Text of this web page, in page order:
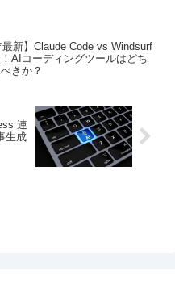
最新】Claude Code vs Windsurf
AIコーディングツールはどち
きか？
連
生成